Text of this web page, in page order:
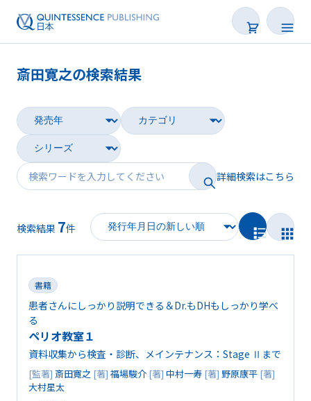
雑誌
映像
電子BOOK
著者一覧
斎田寛之の検索結果
詳細検索はこちら
検索結果 7件
書籍
患者さんにしっかり説明できる＆Dr.もDHもしっかり学べ
る
ペリオ教室１
資料収集から検査・診断、メインテナンス：Stage Ⅱまで
[監著] 斎田寛之 [著] 福場駿介 [著] 中村一寿 [著] 野原康平 [著]
大村星太